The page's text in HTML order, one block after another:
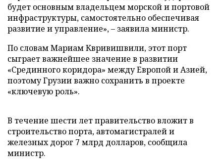
будет основным владельцем морской и портовой
инфраструктуры, самостоятельно обеспечивая
развитие и управление», – заявила министр.
По словам Мариам Квривишвили, этот порт
сыграет важнейшее значение в развитии
«Срединного коридора» между Европой и Азией,
поэтому Грузии важно сохранить в проекте
«ключевую роль».
В течение шести лет правительство вложит в
строительство порта, автомагистралей и
железных дорог 7 млрд долларов, сообщила
министр.